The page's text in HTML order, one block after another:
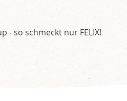
- so schmeckt nur FELIX!